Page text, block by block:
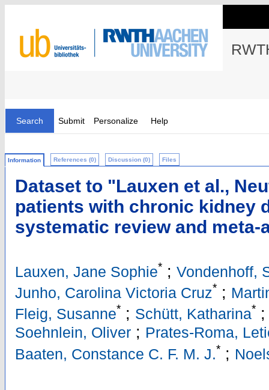
Search Submit Personalize Help
Information References (0) Discussion (0) Files
Dataset to "Lauxen et al.,
patients with chronic kidney
systematic review and
Lauxen, Jane Sophie* ; Vondenhoff,
Junho, Carolina Victoria Cruz* ;
Fleig, Susanne* ; Schütt, Katharina*
Soehnlein, Oliver ; Prates-Roma,
Baaten, Constance C. F. M. J.* ;